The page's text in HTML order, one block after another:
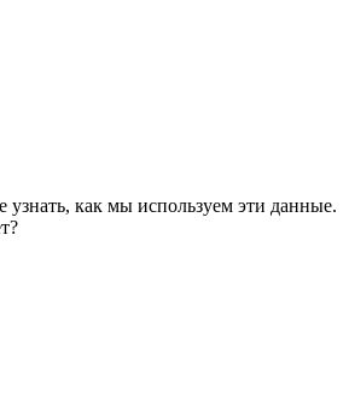
узнать, как мы используем эти данные.